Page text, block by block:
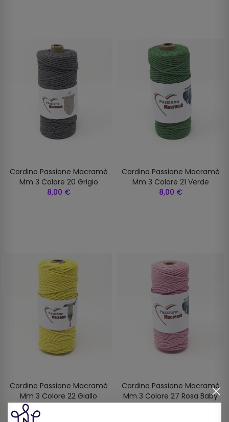
Cordino Passione Macramè
Mm 3 Colore 20 Grigio
8,00 €
Cordino Passione Macramè
Mm 3 Colore 21 Verde
8,00 €
Cordino Passione Macramè
Mm 3 Colore 22 Giallo
8,00 €
Cordino Passione Macramè
Mm 3 Colore 27 Rosa Baby
8,00 €